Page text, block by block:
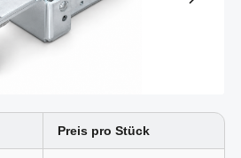
Preis pro Stück